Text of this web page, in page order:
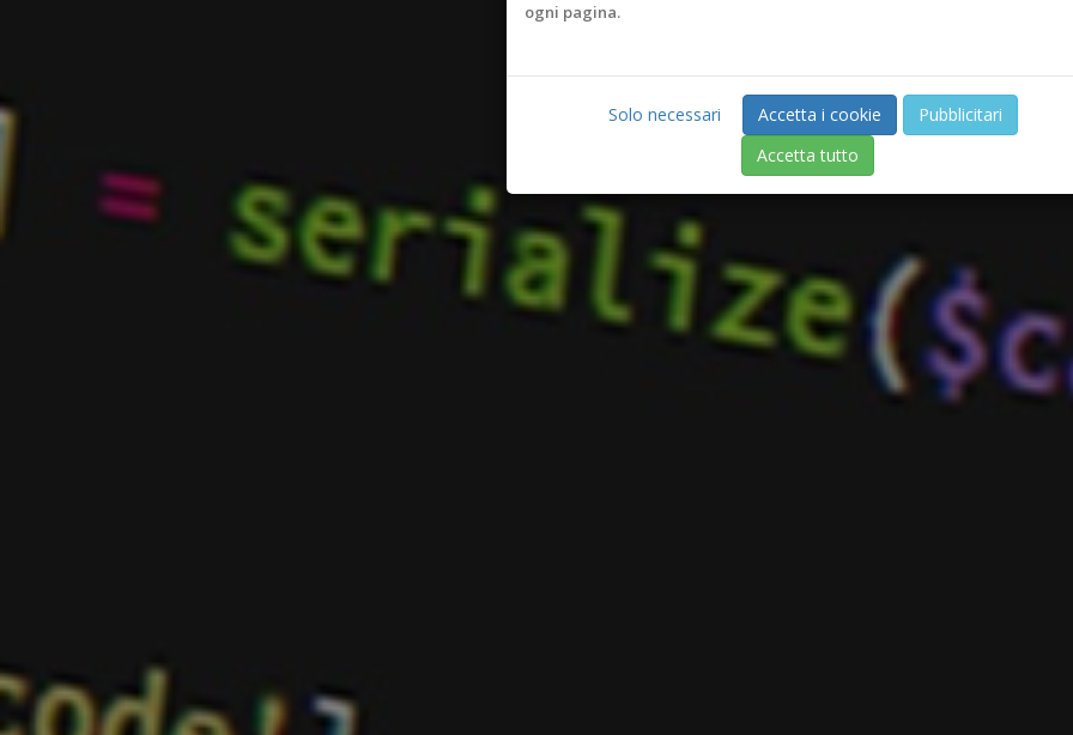
ogni pagina.
Solo necessari Accetta i cookie
Pubblicitari
Accetta tutto